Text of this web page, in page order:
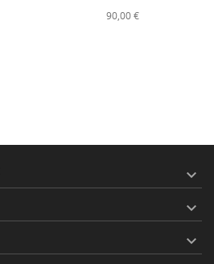
90,00 €


